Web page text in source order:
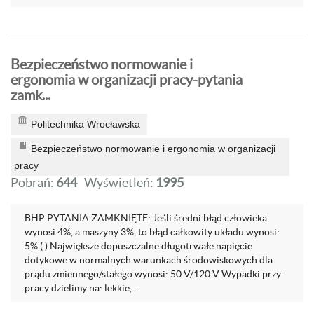
Bezpieczeństwo normowanie i
ergonomia w organizacji pracy-pytania
zamk...
Politechnika Wrocławska
Bezpieczeństwo normowanie i ergonomia w organizacji
pracy
Pobrań: 644 Wyświetleń: 1995
BHP PYTANIA ZAMKNIĘTE: Jeśli średni błąd człowieka
wynosi 4%, a maszyny 3%, to błąd całkowity układu wynosi:
5% ( ) Największe dopuszczalne długotrwałe napięcie
dotykowe w normalnych warunkach środowiskowych dla
prądu zmiennego/stałego wynosi: 50 V/120 V Wypadki przy
pracy dzielimy na: lekkie, ...